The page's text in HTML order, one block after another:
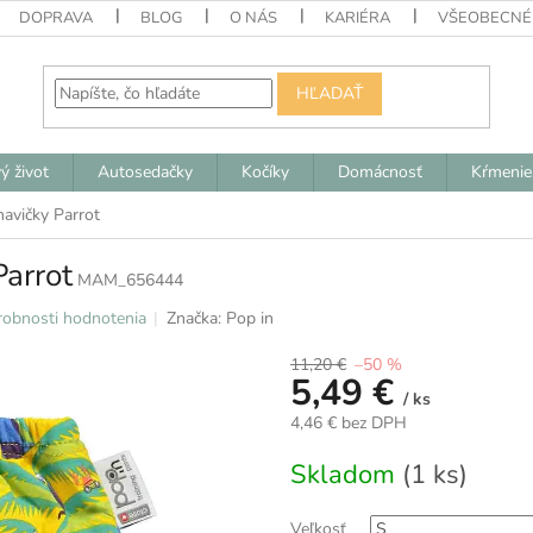
DOPRAVA BLOG O NÁS KARIÉRA
HĽADAŤ
život Autosedačky Kočíky Domácnosť
Parrot
MAM_656444
hodnotenia Značka: Pop in
11,20 € –50 %
5,49 € / ks
4,46 € bez DPH
cena:
Skladom (1 ks)